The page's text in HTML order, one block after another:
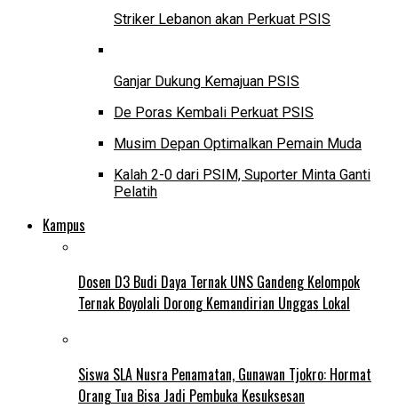
Striker Lebanon akan Perkuat PSIS
Ganjar Dukung Kemajuan PSIS
De Poras Kembali Perkuat PSIS
Musim Depan Optimalkan Pemain Muda
Kalah 2-0 dari PSIM, Suporter Minta Ganti
Pelatih
Kampus
Dosen D3 Budi Daya Ternak UNS Gandeng Kelompok
Ternak Boyolali Dorong Kemandirian Unggas Lokal
Siswa SLA Nusra Penamatan, Gunawan Tjokro: Hormat
Orang Tua Bisa Jadi Pembuka Kesuksesan